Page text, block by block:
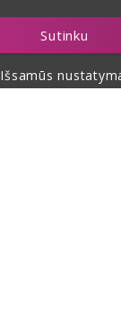
Sutinku
Išsamūs